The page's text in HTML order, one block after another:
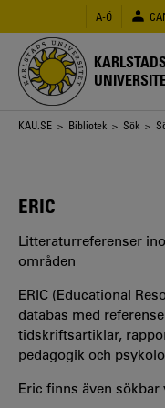
huvudinnehåll
A-Ö
KARLSTADS
Länkstig
KAU.SE > Bibliotek > Sök >
ERIC
Litteraturreferenser
områden
ERIC (Educational
databas med
tidskriftsartiklar,
pedagogik och
Eric finns även